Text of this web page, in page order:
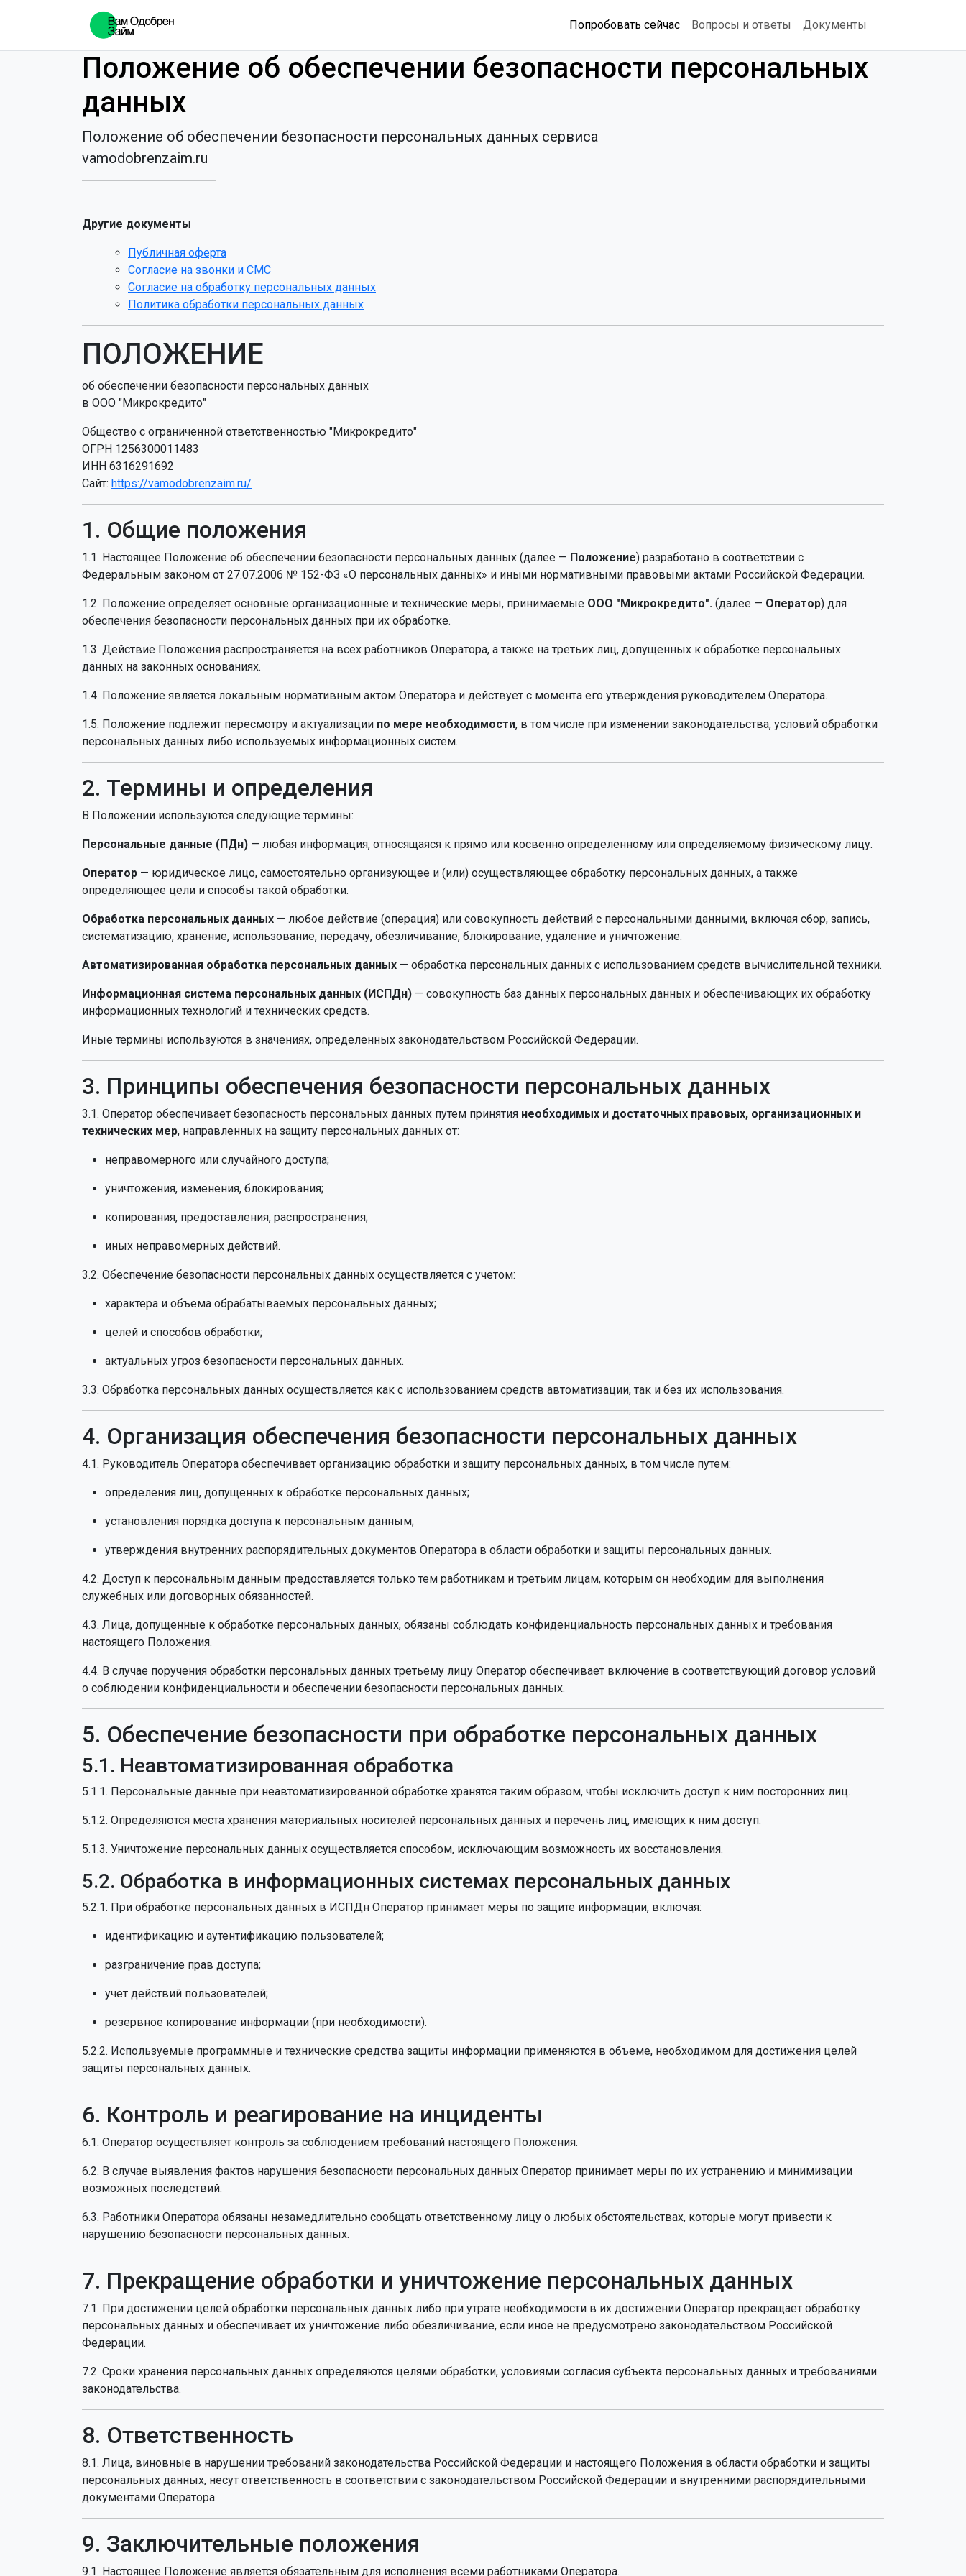
Попробовать сейчас Вопросы и ответы Документы
Положение об обеспечении безопасности персональных
данных
Положение об обеспечении безопасности персональных данных сервиса
vamodobrenzaim.ru
Другие документы
Публичная оферта
Согласие на звонки и СМС
Согласие на обработку персональных данных
Политика обработки персональных данных
ПОЛОЖЕНИЕ
об обеспечении безопасности персональных данных
в ООО "Микрокредито"
Общество с ограниченной ответственностью "Микрокредито"
ОГРН 1256300011483
ИНН 6316291692
Сайт: https://vamodobrenzaim.ru/
1. Общие положения
1.1. Настоящее Положение об обеспечении безопасности персональных данных (далее — Положение) разработано в соответствии с
Федеральным законом от 27.07.2006 № 152-ФЗ «О персональных данных» и иными нормативными правовыми актами Российской Федерации.
1.2. Положение определяет основные организационные и технические меры, принимаемые ООО "Микрокредито". (далее — Оператор) для
обеспечения безопасности персональных данных при их обработке.
1.3. Действие Положения распространяется на всех работников Оператора, а также на третьих лиц, допущенных к обработке персональных
данных на законных основаниях.
1.4. Положение является локальным нормативным актом Оператора и действует с момента его утверждения руководителем Оператора.
1.5. Положение подлежит пересмотру и актуализации по мере необходимости, в том числе при изменении законодательства, условий обработки
персональных данных либо используемых информационных систем.
2. Термины и определения
В Положении используются следующие термины:
Персональные данные (ПДн) — любая информация, относящаяся к прямо или косвенно определенному или определяемому физическому лицу.
Оператор — юридическое лицо, самостоятельно организующее и (или) осуществляющее обработку персональных данных, а также
определяющее цели и способы такой обработки.
Обработка персональных данных — любое действие (операция) или совокупность действий с персональными данными, включая сбор, запись,
систематизацию, хранение, использование, передачу, обезличивание, блокирование, удаление и уничтожение.
Автоматизированная обработка персональных данных — обработка персональных данных с использованием средств вычислительной техники.
Информационная система персональных данных (ИСПДн) — совокупность баз данных персональных данных и обеспечивающих их обработку
информационных технологий и технических средств.
Иные термины используются в значениях, определенных законодательством Российской Федерации.
3. Принципы обеспечения безопасности персональных данных
3.1. Оператор обеспечивает безопасность персональных данных путем принятия необходимых и достаточных правовых, организационных и
технических мер, направленных на защиту персональных данных от:
неправомерного или случайного доступа;
уничтожения, изменения, блокирования;
копирования, предоставления, распространения;
иных неправомерных действий.
3.2. Обеспечение безопасности персональных данных осуществляется с учетом:
характера и объема обрабатываемых персональных данных;
целей и способов обработки;
актуальных угроз безопасности персональных данных.
3.3. Обработка персональных данных осуществляется как с использованием средств автоматизации, так и без их использования.
4. Организация обеспечения безопасности персональных данных
4.1. Руководитель Оператора обеспечивает организацию обработки и защиту персональных данных, в том числе путем:
определения лиц, допущенных к обработке персональных данных;
установления порядка доступа к персональным данным;
утверждения внутренних распорядительных документов Оператора в области обработки и защиты персональных данных.
4.2. Доступ к персональным данным предоставляется только тем работникам и третьим лицам, которым он необходим для выполнения
служебных или договорных обязанностей.
4.3. Лица, допущенные к обработке персональных данных, обязаны соблюдать конфиденциальность персональных данных и требования
настоящего Положения.
4.4. В случае поручения обработки персональных данных третьему лицу Оператор обеспечивает включение в соответствующий договор условий
о соблюдении конфиденциальности и обеспечении безопасности персональных данных.
5. Обеспечение безопасности при обработке персональных данных
5.1. Неавтоматизированная обработка
5.1.1. Персональные данные при неавтоматизированной обработке хранятся таким образом, чтобы исключить доступ к ним посторонних лиц.
5.1.2. Определяются места хранения материальных носителей персональных данных и перечень лиц, имеющих к ним доступ.
5.1.3. Уничтожение персональных данных осуществляется способом, исключающим возможность их восстановления.
5.2. Обработка в информационных системах персональных данных
5.2.1. При обработке персональных данных в ИСПДн Оператор принимает меры по защите информации, включая:
идентификацию и аутентификацию пользователей;
разграничение прав доступа;
учет действий пользователей;
резервное копирование информации (при необходимости).
5.2.2. Используемые программные и технические средства защиты информации применяются в объеме, необходимом для достижения целей
защиты персональных данных.
6. Контроль и реагирование на инциденты
6.1. Оператор осуществляет контроль за соблюдением требований настоящего Положения.
6.2. В случае выявления фактов нарушения безопасности персональных данных Оператор принимает меры по их устранению и минимизации
возможных последствий.
6.3. Работники Оператора обязаны незамедлительно сообщать ответственному лицу о любых обстоятельствах, которые могут привести к
нарушению безопасности персональных данных.
7. Прекращение обработки и уничтожение персональных данных
7.1. При достижении целей обработки персональных данных либо при утрате необходимости в их достижении Оператор прекращает обработку
персональных данных и обеспечивает их уничтожение либо обезличивание, если иное не предусмотрено законодательством Российской
Федерации.
7.2. Сроки хранения персональных данных определяются целями обработки, условиями согласия субъекта персональных данных и требованиями
законодательства.
8. Ответственность
8.1. Лица, виновные в нарушении требований законодательства Российской Федерации и настоящего Положения в области обработки и защиты
персональных данных, несут ответственность в соответствии с законодательством Российской Федерации и внутренними распорядительными
документами Оператора.
9. Заключительные положения
9.1. Настоящее Положение является обязательным для исполнения всеми работниками Оператора.